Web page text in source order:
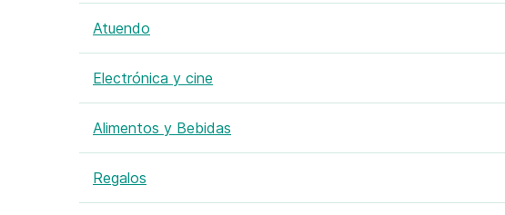
Atuendo
Electrónica y cine
Alimentos y Bebidas
Regalos